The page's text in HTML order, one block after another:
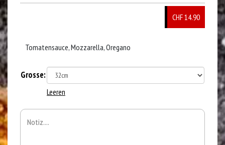
CHF 14.90
Tomatensauce, Mozzarella, Oregano
Grosse:
Leeren